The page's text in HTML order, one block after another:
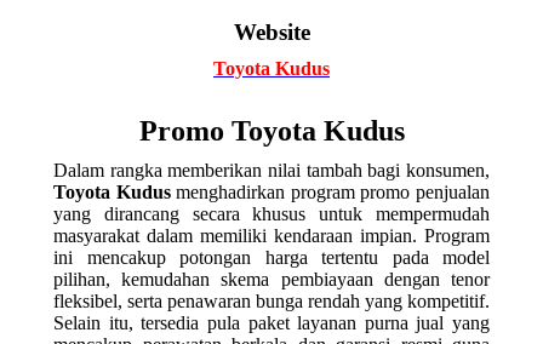
Website
Toyota Kudus
Promo Toyota Kudus
Dalam rangka memberikan nilai tambah bagi konsumen,
Toyota Kudusmenghadirkan program promo penjualan
yang dirancang secara khusus untuk mempermudah
masyarakat dalam memiliki kendaraan impian. Program
ini mencakup potongan harga tertentu pada model
pilihan, kemudahan skema pembiayaan dengan tenor
fleksibel, serta penawaran bunga rendah yang kompetitif.
Selain itu, tersedia pula paket layanan purna jual yang